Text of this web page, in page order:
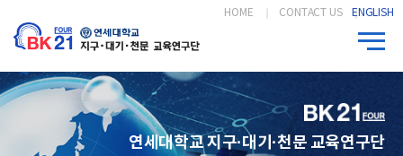
HOME CONTACT US ENGLISH
연세대학교 지구·대기·천문 교육연구단